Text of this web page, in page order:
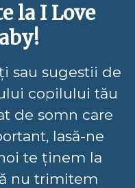
la I Love
sau sugestii de
copilului tău
de somn care
lasă-ne
te ținem la
nu trimitem